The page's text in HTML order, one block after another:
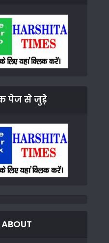
पेज से जुड़े